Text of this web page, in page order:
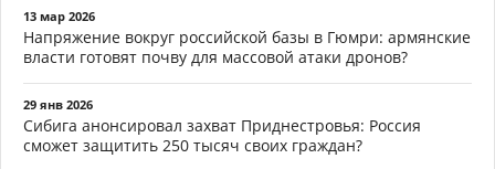
13 мар 2026
Напряжение вокруг российской базы в Гюмри: армянские
власти готовят почву для массовой атаки дронов?
29 янв 2026
Сибига анонсировал захват Приднестровья: Россия
сможет защитить 250 тысяч своих граждан?